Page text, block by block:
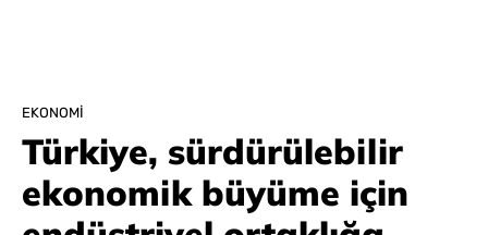
EKONOMI
Türkiye, sürdürülebilir
ekonomik büyüme için